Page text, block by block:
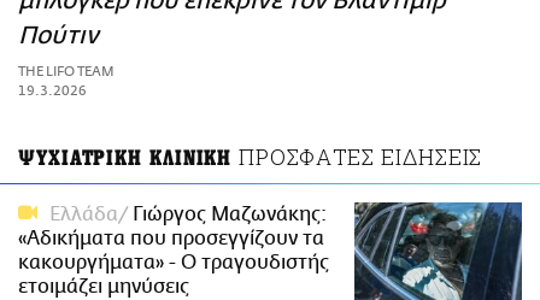
ΑΜΠΑ
PRINT
Πούτιν
THE LIFO TEAM
19.3.2026
ΨΥΧΙΑΤΡΙΚΗ ΚΛΙΝΙΚΗ ΠΡΟΣΦΑΤΕΣ ΕΙΔΗΣΕΙΣ
Ελλάδα
Γιώργος Μαζωνάκης:
«Αδικήματα που προσεγγίζουν τα
κακουργήματα» - Ο τραγουδιστής
ετοιμάζει μηνύσεις